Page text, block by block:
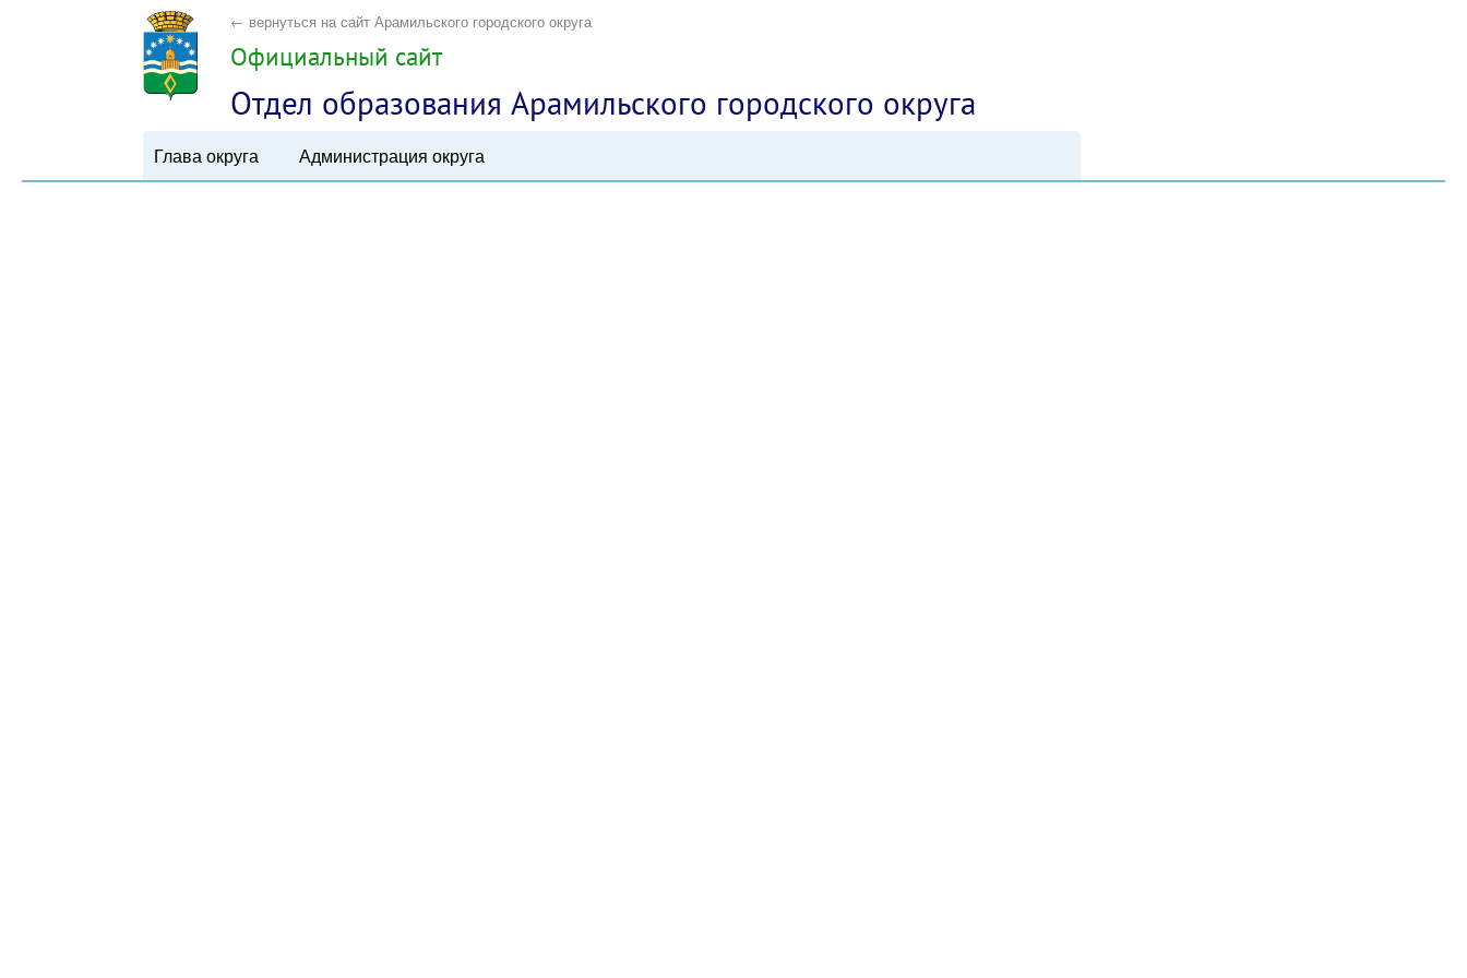
← вернуться на сайт Арамильского городского округа
Официальный сайт
Отдел образования Арамильского городского округа
Глава округа Администрация округа